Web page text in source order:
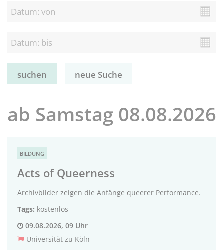
neue Suche
ab Samstag 08.08.2026
BILDUNG
Acts of Queerness
Archivbilder zeigen die Anfänge queerer Performance.
Tags: kostenlos
09.08.2026, 09 Uhr
Universität zu Köln